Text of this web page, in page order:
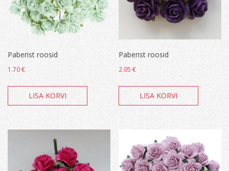
Paberist roosid
1.70€
LISA KORVI
Paberist roosid
2.05€
LISA KORVI